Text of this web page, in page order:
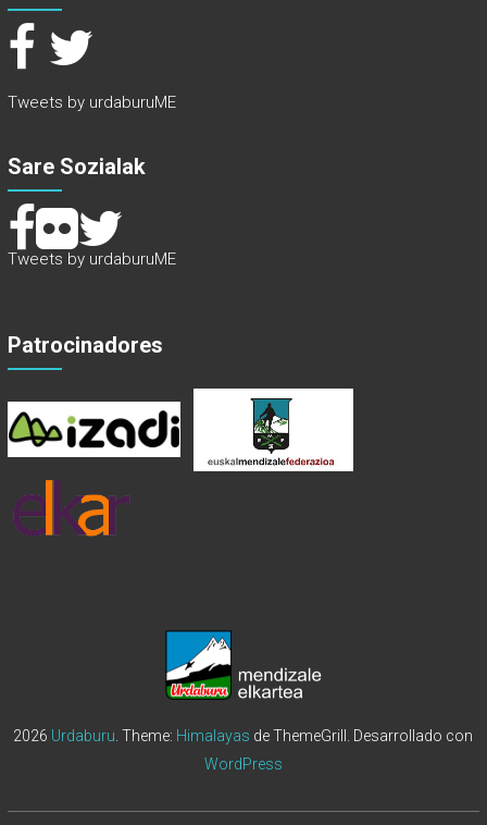
Tweets by urdaburuME
Sare Sozialak
Tweets by urdaburuME
Patrocinadores
2026 Urdaburu. Theme: Himalayas de ThemeGrill. Desarrollado con
WordPress